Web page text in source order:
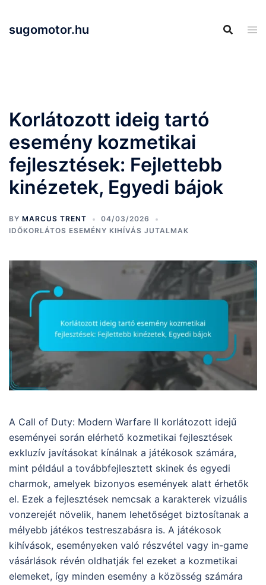
content
sugomotor.hu
Korlátozott ideig tartó
esemény kozmetikai
fejlesztések: Fejlettebb
kinézetek, Egyedi bájok
BY MARCUS TRENT
04/03/2026
IDŐKORLÁTOS ESEMÉNY KIHÍVÁS JUTALMAK
A Call of Duty: Modern Warfare II korlátozott idejű
eseményei során elérhető kozmetikai fejlesztések
exkluzív javításokat kínálnak a játékosok számára,
mint például a továbbfejlesztett skinek és egyedi
charmok, amelyek bizonyos események alatt érhetők
el. Ezek a fejlesztések nemcsak a karakterek vizuális
vonzerejét növelik, hanem lehetőséget biztosítanak a
mélyebb játékos testreszabásra is. A játékosok
kihívások, eseményeken való részvétel vagy in-game
vásárlások révén oldhatják fel ezeket a kozmetikai
elemeket, így minden esemény a közösség számára